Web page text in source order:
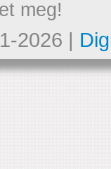
meg!
2026 |